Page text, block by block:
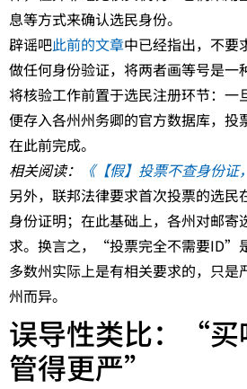
息等方式来确认选民身份。
辟谣吧此前的文章中已经指出，不要
做任何身份验证，将两者画等号是一
将核验工作前置于选民注册环节：一
便存入各州州务卿的官方数据库，投
在此前完成。
相关阅读：
《【假】投票不查身份证
另外，联邦法律要求首次投票的选民
身份证明；在此基础上，各州对邮寄
求。换言之，“投票完全不需要ID”
多数州实际上是有相关要求的，只是
州而异。
误导性类比：“买
管得更严”